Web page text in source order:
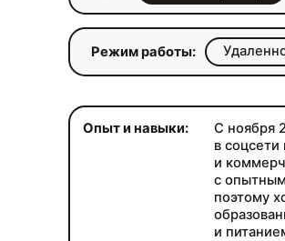
Режим работы:
Опыт и навыки:
С ноября
в
и
с
поэтому
и